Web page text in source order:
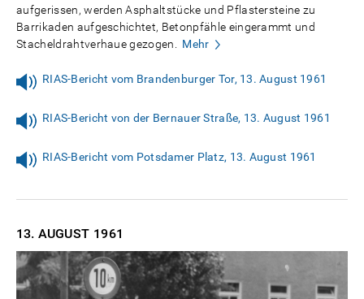
aufgerissen, werden Asphaltstücke und Pflastersteine zu
Barrikaden aufgeschichtet, Betonpfähle eingerammt und
Stacheldrahtverhaue gezogen.
Mehr
RIAS-Bericht vom Brandenburger Tor, 13. August 1961
RIAS-Bericht von der Bernauer Straße, 13. August 1961
RIAS-Bericht vom Potsdamer Platz, 13. August 1961
13. AUGUST 1961